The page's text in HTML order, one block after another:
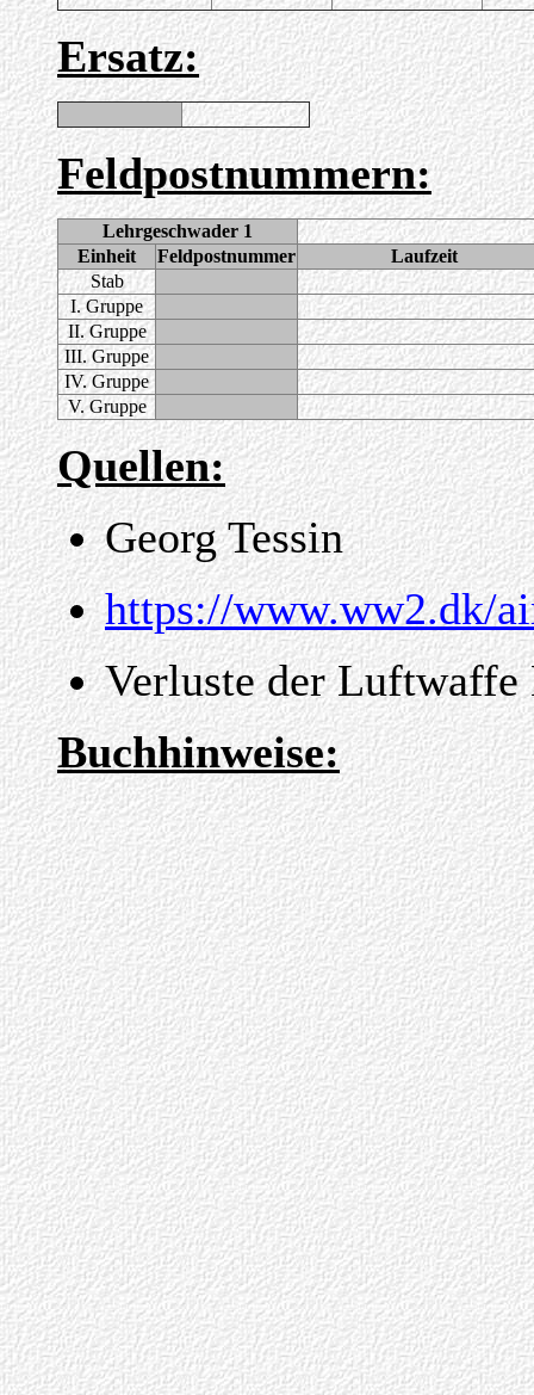
Ersatz:
Feldpostnummern:
Lehrgeschwader 1
Einheit
Feldpostnummer
Laufzeit
Stab
I. Gruppe
II. Gruppe
III. Gruppe
IV. Gruppe
V. Gruppe
Quellen:
Georg Tessin
https://www.ww2.dk/
Verluste der Luftwaffe
Buchhinweise: